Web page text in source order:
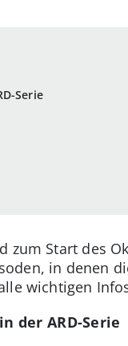
Serie
zum Start des
in denen
wichtigen
der ARD-Serie